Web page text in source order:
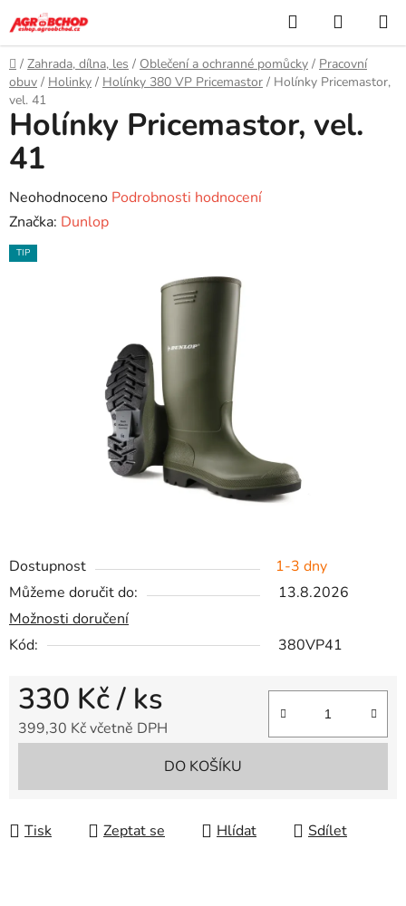
na
obsah
Hledat
KOŠÍK
Domů
/ Zahrada, dílna, les / Oblečení a ochranné pomůcky / Pracovní
obuv / Holinky / Holínky 380 VP Pricemastor / Holínky Pricemastor,
vel. 41
Dostupnost
1-3 dny
Můžeme doručit do:
13.8.2026
Možnosti doručení
Kód:
380VP41
330 Kč/ ks
399,30 Kč včetně DPH
DO KOŠÍKU
Tisk Zeptat se Hlídat Sdílet
Holínky Pricemastor, vel.
41
Průměrné
hodnocení
produktu
Neohodnoceno Podrobnosti hodnocení
Značka: Dunlop
TIP